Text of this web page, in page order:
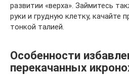
развитии «верха». Займитесь
руки и грудную клетку, качайте
тонкой талией.
Особенности
перекачанных